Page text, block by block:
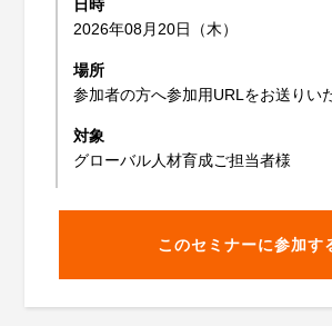
日時
2026年08月20日（木）
場所
参加者の方へ参加用URLをお送りい
対象
グローバル人材育成ご担当者様
このセミナーに参加す